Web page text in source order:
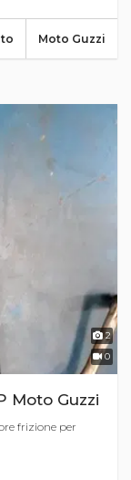
Moto Guzzi
2
0
Moto Guzzi
frizione per